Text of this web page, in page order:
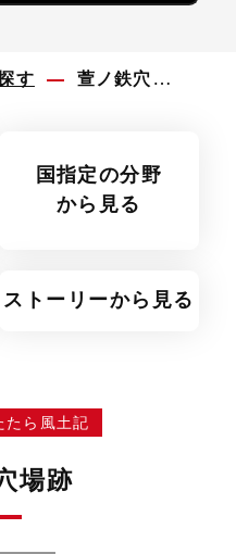
す 萱ノ鉄穴場跡
国指定の分野
から見る
ストーリーから見る
ら風土記
場跡